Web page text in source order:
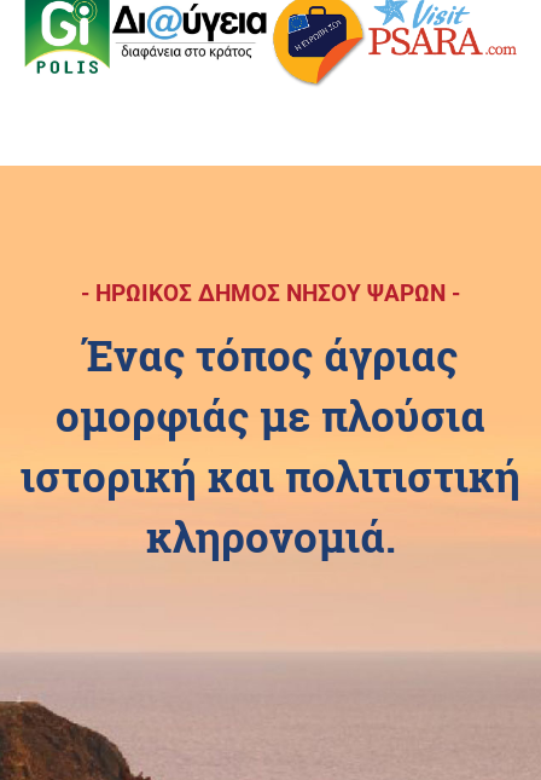
- ΗΡΩΙΚΟΣ ΔΗΜΟΣ ΝΗΣΟΥ ΨΑΡΩΝ -
Ένας τόπος άγριας
ομορφιάς με πλούσια
ιστορική και πολιτιστική
κληρονομιά.